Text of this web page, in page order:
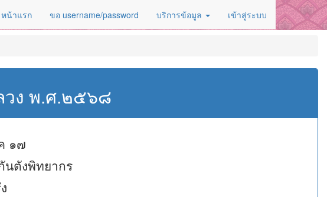
หน้าแรก ขอ username/password บริการข้อมูล เข้าสู่ระบบ
วง พ.ศ.๒๕๖๘
๑๗
นตังพิทยากร